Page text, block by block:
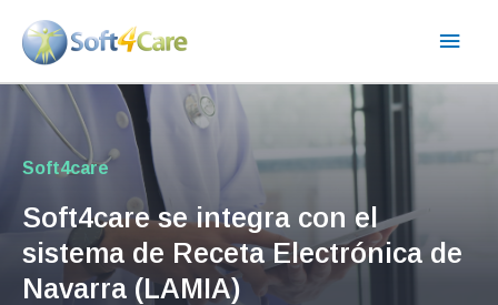
contenido
Soft4care
Soft4care se integra con el
sistema de Receta Electrónica de
Navarra (LAMIA)